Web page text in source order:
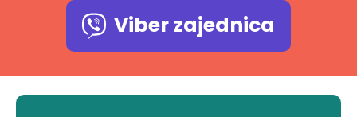
Viber zajednica